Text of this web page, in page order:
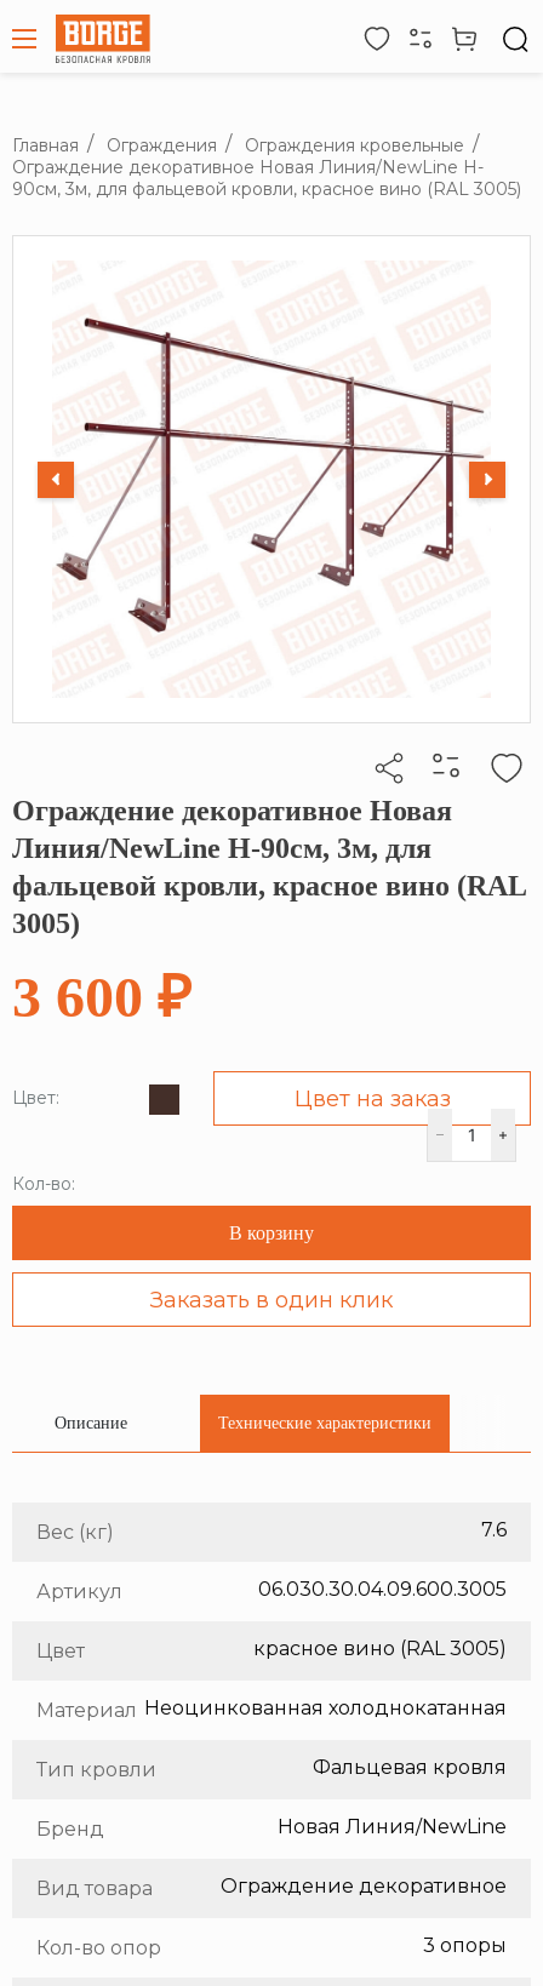
Главная Ограждения
Ограждения кровельные
Ограждение декоративное Новая Линия/NewLine H-
90см, 3м, для фальцевой кровли, красное вино (RAL 3005)
Кликните, чтобы скопировать прямую ссылку
Ограждение декоративное Новая
Линия/NewLine H-90см, 3м, для
фальцевой кровли, красное вино (RAL
3005)
3 600 ₽
Цвет: Цвет на заказ
Кол-во:
В корзину
Заказать в один клик
Описание Технические характеристики
Вес (кг) 7.6
Артикул 06.030.30.04.09.600.3005
Цвет красное вино (RAL 3005)
Материал
Тип кровли Фальцевая кровля
Бренд Новая Линия/NewLine
Вид товара Ограждение декоративное
Кол-во опор 3 опоры